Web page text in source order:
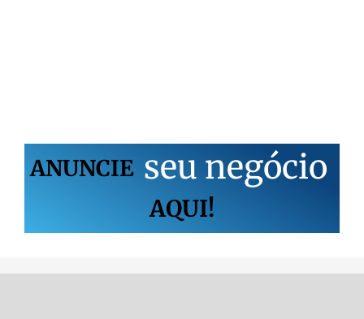
ANUNCIE seu negócio
AQUI!